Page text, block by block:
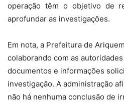
operação têm o objetivo de
aprofundar as investigações.
Em nota, a Prefeitura de
colaborando com as
documentos e informações
investigação. A administração
não há nenhuma conclusão de